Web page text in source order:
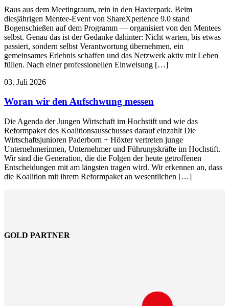
Raus aus dem Meetingraum, rein in den Haxterpark. Beim
diesjährigen Mentee-Event von ShareXperience 9.0 stand
Bogenschießen auf dem Programm — organisiert von den Mentees
selbst. Genau das ist der Gedanke dahinter: Nicht warten, bis etwas
passiert, sondern selbst Verantwortung übernehmen, ein
gemeinsames Erlebnis schaffen und das Netzwerk aktiv mit Leben
füllen. Nach einer professionellen Einweisung […]
03. Juli 2026
Woran wir den Aufschwung messen
Die Agenda der Jungen Wirtschaft im Hochstift und wie das
Reformpaket des Koalitionsausschusses darauf einzahlt Die
Wirtschaftsjunioren Paderborn + Höxter vertreten junge
Unternehmerinnen, Unternehmer und Führungskräfte im Hochstift.
Wir sind die Generation, die die Folgen der heute getroffenen
Entscheidungen mit am längsten tragen wird. Wir erkennen an, dass
die Koalition mit ihrem Reformpaket an wesentlichen […]
GOLD PARTNER